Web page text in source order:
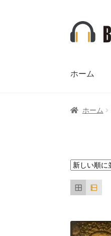
ナ
ビ
シ
へ
プ
コ
ン
ツ
キ
ホーム
ホーム